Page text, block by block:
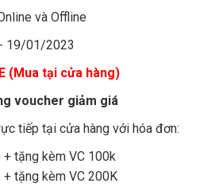
và Offline
19/01/2023
(Mua tại cửa hàng)
voucher giảm giá
tiếp tại cửa hàng với hóa đơn:
tặng kèm VC 100k
tặng kèm VC 200K